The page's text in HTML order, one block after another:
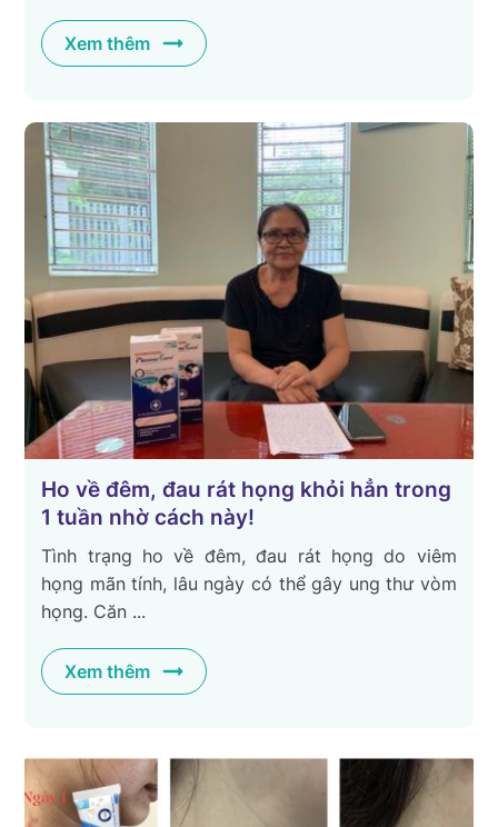
Xem thêm
Ho về đêm, đau rát họng khỏi hẳn trong
1 tuần nhờ cách này!
Tình trạng ho về đêm, đau rát họng do viêm
họng mãn tính, lâu ngày có thể gây ung thư vòm
họng. Căn ...
Xem thêm